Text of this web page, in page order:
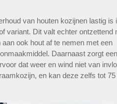
van houten kozijnen lastig is
variant. Dit valt echter ontzettend
ook hout af te nemen met een
Daarnaast zorgt een
dat weer en wind niet van
en kan deze zelfs tot 75